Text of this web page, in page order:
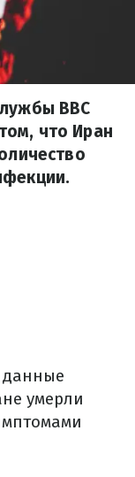
ВВС
что Иран
данные
умерли